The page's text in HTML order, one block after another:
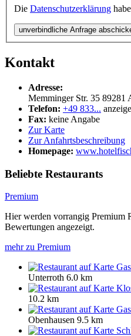
Die Datenschutzerklärung
unverbindliche Anfrage
Kontakt
Adresse:
Memminger Str. 35 89281
Telefon: +49 833...
Fax: keine Angabe
Zur Karte
Zur Anfahrtsbeschreibung
Homepage:
Beliebte Restaurants
Premium
Hier werden vorrangig Premium
Bewertungen angezeigt.
mehr zu Premium
Unterroth 6.0 km
10.2 km
Obenhausen 9.5 km